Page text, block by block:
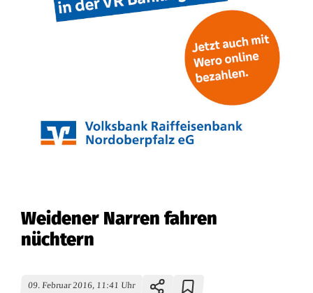
Weidener Narren fahren
nüchtern
09. Februar 2016, 11:41 Uhr